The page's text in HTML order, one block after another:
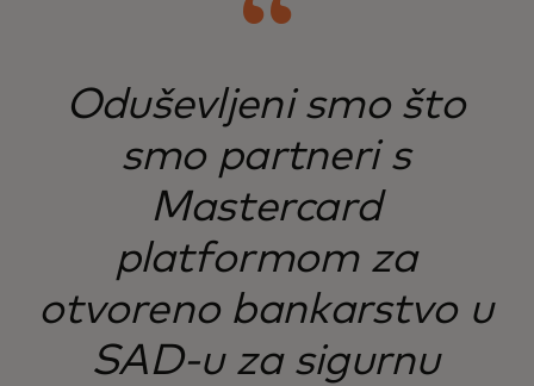
Oduševljeni smo što
smo partneri s
Mastercard
platformom za
otvoreno bankarstvo u
SAD-u za sigurnu